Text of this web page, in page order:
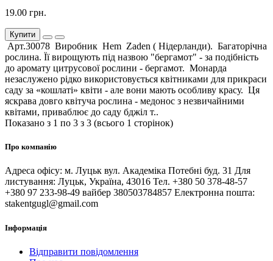
19.00 грн.
Купити
Арт.30078 Виробник Hem Zaden ( Нідерланди). Багаторічна
рослина. Її вирощують під назвою "бергамот" - за подібність
до аромату цитрусової рослини - бергамот. Монарда
незаслужено рідко використовується квітниками для прикраси
саду за «кошлаті» квіти - але вони мають особливу красу. Ця
яскрава довго квітуча рослина - медонос з незвичайними
квітами, приваблює до саду бджіл т..
Показано з 1 по 3 з 3 (всього 1 сторінок)
Про компанію
Адреса офісу: м. Луцьк вул. Академіка Потебні буд. 31 Для
листування: Луцьк, Україна, 43016 Тел. +380 50 378-48-57
+380 97 233-98-49 вайбер 380503784857 Електронна пошта:
stakentgugl@gmail.com
Інформація
Відправити повідомлення